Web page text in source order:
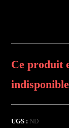
Ce produit
UGS : ND